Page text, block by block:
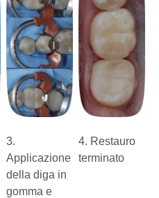
3.
Applicazione
della diga in
gomma e
4. Restauro
terminato